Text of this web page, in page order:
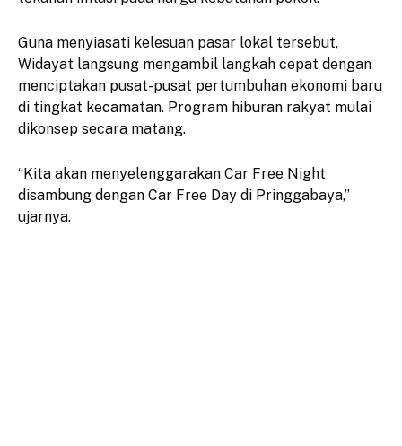
Guna menyiasati kelesuan pasar lokal tersebut,
Widayat langsung mengambil langkah cepat dengan
menciptakan pusat-pusat pertumbuhan ekonomi baru
di tingkat kecamatan. Program hiburan rakyat mulai
dikonsep secara matang.
“Kita akan menyelenggarakan Car Free Night
disambung dengan Car Free Day di Pringgabaya,”
ujarnya.